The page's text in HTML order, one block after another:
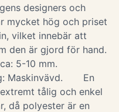
designers och
mycket hög och priset
vilket innebär att
den är gjord för hand.
ca: 5-10 mm.
Maskinvävd. En
tålig och enkel
då polyester är en